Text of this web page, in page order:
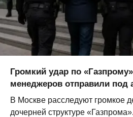
Громкий удар по
менеджеров отправили под
В Москве расследуют громкое
дочерней структуре